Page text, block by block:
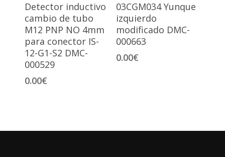
Detector inductivo
cambio de tubo
M12 PNP NO 4mm
para conector IS-
12-G1-S2 DMC-
000529
0.00€
03CGM034 Yunque
izquierdo
modificado DMC-
000663
0.00€